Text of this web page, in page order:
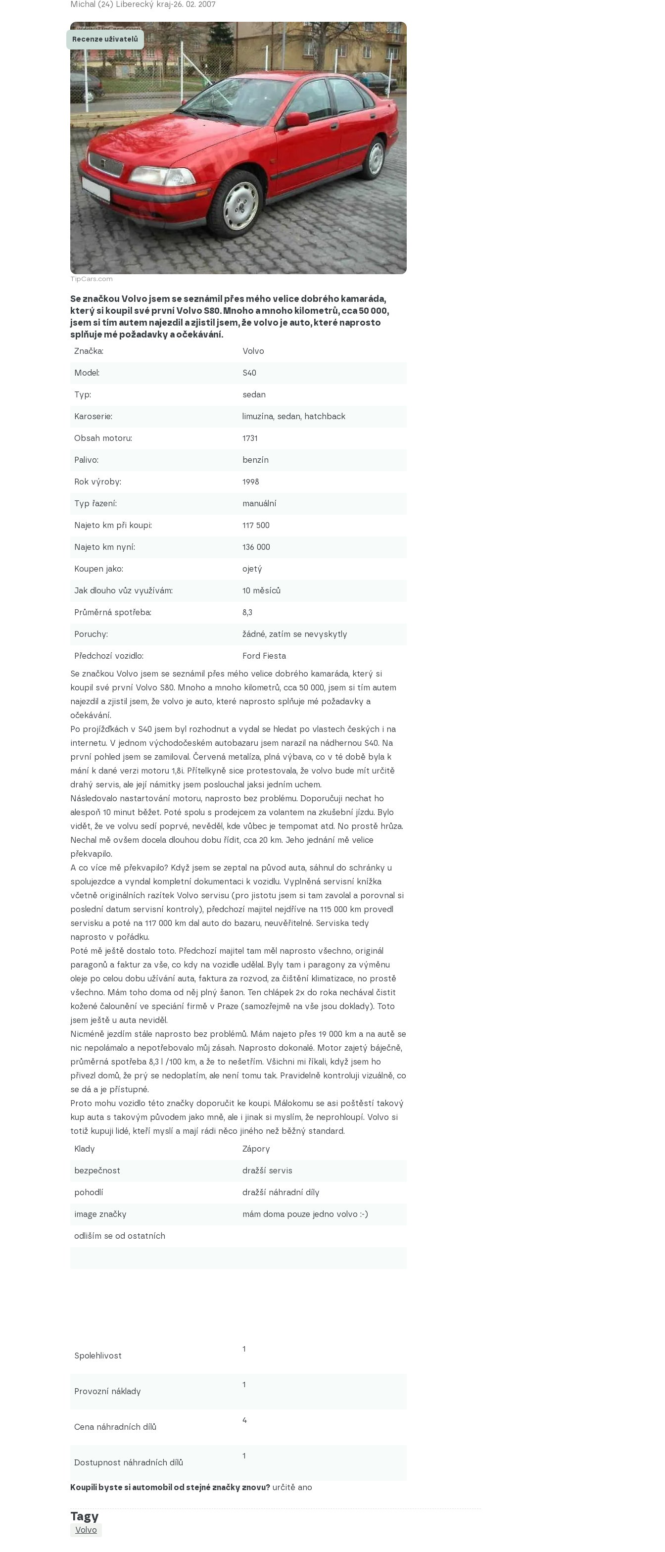
Michal (24) Liberecký kraj-26. 02. 2007
TipCars.com
Recenze uživatelů
Se značkou Volvo jsem se seznámil přes mého velice dobrého kamaráda,
který si koupil své první Volvo S80. Mnoho a mnoho kilometrů, cca 50 000,
jsem si tím autem najezdil a zjistil jsem, že volvo je auto, které naprosto
splňuje mé požadavky a očekávání.
Značka: Volvo
Model: S40
Typ: sedan
Karoserie: limuzína, sedan, hatchback
Obsah motoru: 1731
Palivo: benzín
Rok výroby: 1998
Typ řazení: manuální
Najeto km při koupi: 117 500
Najeto km nyní: 136 000
Koupen jako: ojetý
Jak dlouho vůz využívám: 10 měsíců
Průměrná spotřeba: 8,3
Poruchy: žádné, zatím se nevyskytly
Předchozí vozidlo:
Ford Fiesta
Se značkou Volvo jsem se seznámil přes mého velice dobrého kamaráda, který si
koupil své první Volvo S80. Mnoho a mnoho kilometrů, cca 50 000, jsem si tím autem
najezdil a zjistil jsem, že volvo je auto, které naprosto splňuje mé požadavky a
očekávání.
Po projížďkách v S40 jsem byl rozhodnut a vydal se hledat po vlastech českých i na
internetu. V jednom východočeském autobazaru jsem narazil na nádhernou S40. Na
první pohled jsem se zamiloval. Červená metalíza, plná výbava, co v té době byla k
mání k dané verzi motoru 1,8i. Přítelkyně sice protestovala, že volvo bude mít určitě
drahý servis, ale její námitky jsem poslouchal jaksi jedním uchem.
Následovalo nastartování motoru, naprosto bez problému. Doporučuji nechat ho
alespoň 10 minut běžet. Poté spolu s prodejcem za volantem na zkušební jízdu. Bylo
vidět, že ve volvu sedí poprvé, nevěděl, kde vůbec je tempomat atd. No prostě hrůza.
Nechal mě ovšem docela dlouhou dobu řídit, cca 20 km. Jeho jednání mě velice
překvapilo.
A co více mě překvapilo? Když jsem se zeptal na původ auta, sáhnul do schránky u
spolujezdce a vyndal kompletní dokumentaci k vozidlu. Vyplněná servisní knížka
včetně originálních razítek Volvo servisu (pro jistotu jsem si tam zavolal a porovnal si
poslední datum servisní kontroly), předchozí majitel nejdříve na 115 000 km provedl
servisku a poté na 117 000 km dal auto do bazaru, neuvěřitelné. Serviska tedy
naprosto v pořádku.
Poté mě ještě dostalo toto. Předchozí majitel tam měl naprosto všechno, originál
paragonů a faktur za vše, co kdy na vozidle udělal. Byly tam i paragony za výměnu
oleje po celou dobu užívání auta, faktura za rozvod, za čištění klimatizace, no prostě
všechno. Mám toho doma od něj plný šanon. Ten chlápek 2x do roka nechával čistit
kožené čalounění ve speciání firmě v Praze (samozřejmě na vše jsou doklady). Toto
jsem ještě u auta neviděl.
Nicméně jezdím stále naprosto bez problémů. Mám najeto přes 19 000 km a na autě se
nic nepolámalo a nepotřebovalo můj zásah. Naprosto dokonalé. Motor zajetý báječně,
průměrná spotřeba 8,3 l /100 km, a že to nešetřím. Všichni mi říkali, když jsem ho
přivezl domů, že prý se nedoplatím, ale není tomu tak. Pravidelně kontroluji vizuálně, co
se dá a je přístupné.
Proto mohu vozidlo této značky doporučit ke koupi. Málokomu se asi poštěstí takový
kup auta s takovým původem jako mně, ale i jinak si myslím, že neprohloupí. Volvo si
totiž kupuji lidé, kteří myslí a mají rádi něco jiného než běžný standard.
Klady
Zápory
bezpečnost dražší servis
pohodlí dražší náhradní díly
image značky mám doma pouze jedno volvo :-)
odliším se od ostatních
Spolehlivost
1
Provozní náklady
1
Cena náhradních dílů
4
Dostupnost náhradních dílů
1
Koupili byste si automobil od stejné značky znovu? určitě ano
Tagy
Volvo